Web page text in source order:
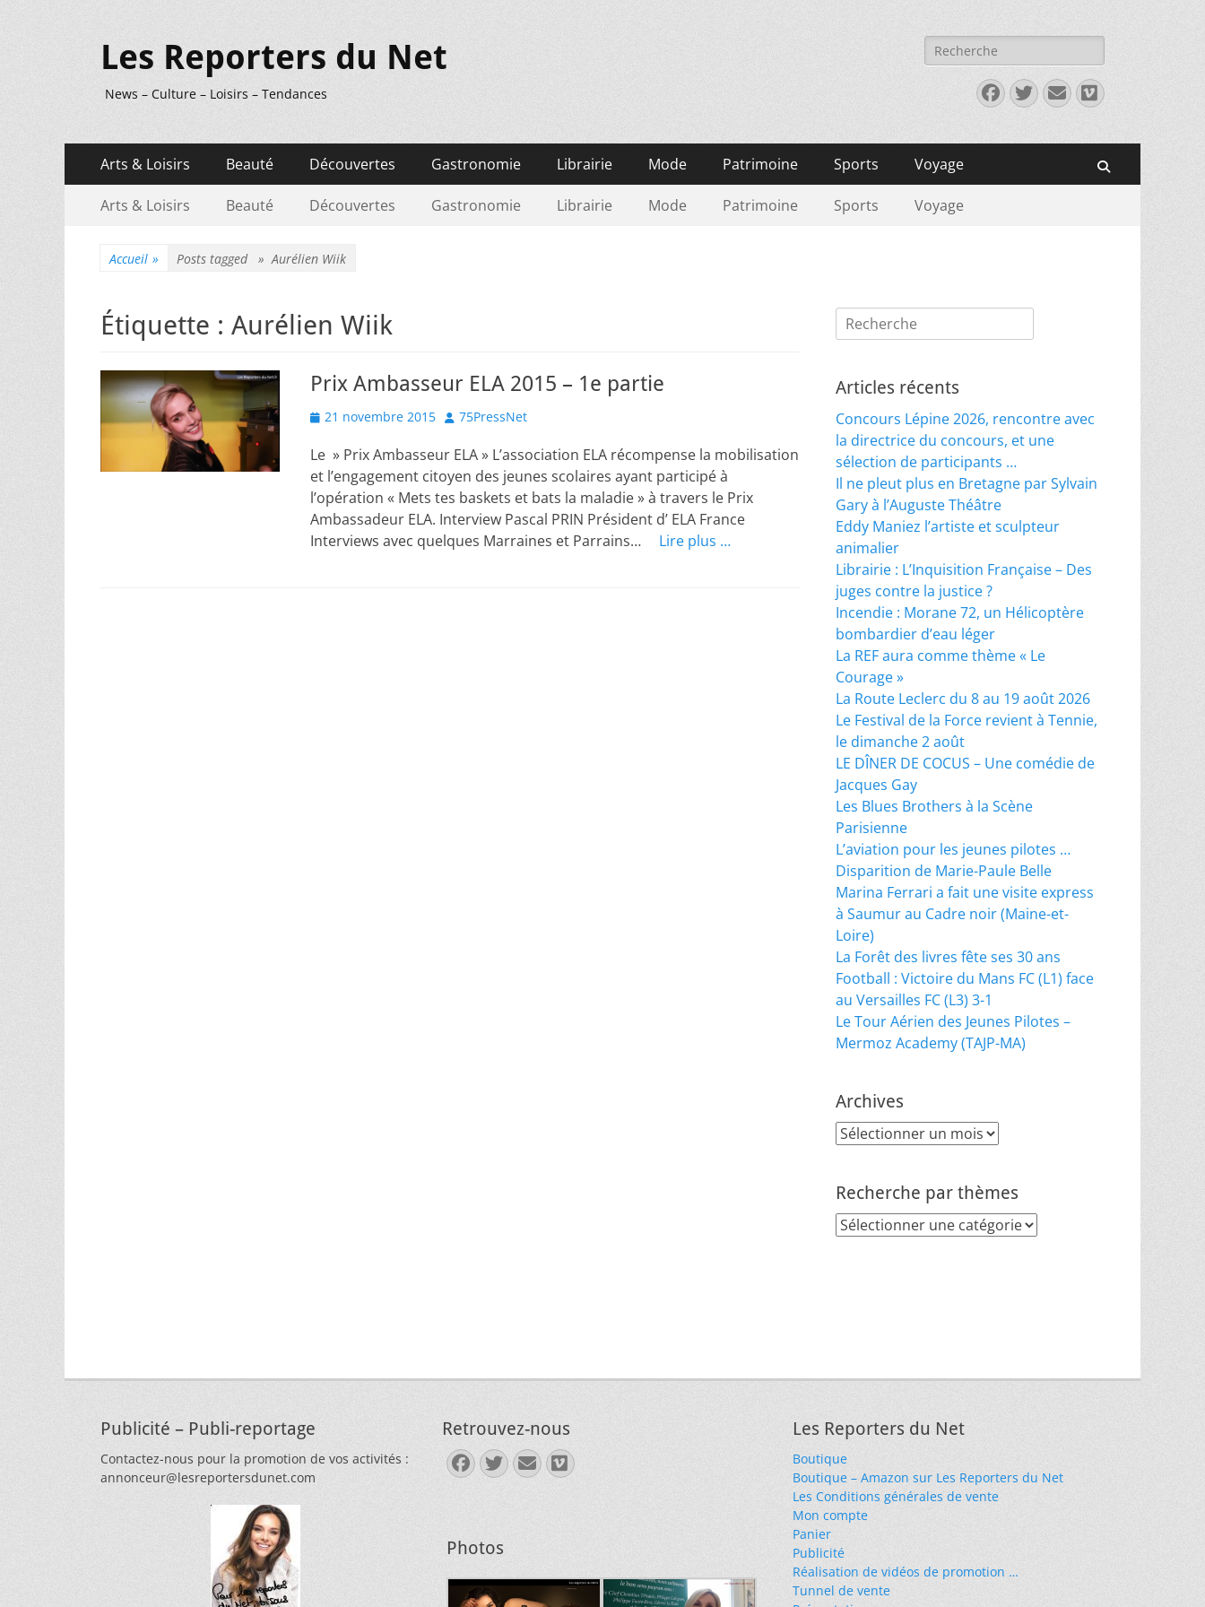
Les Reporters du Net
News – Culture – Loisirs – Tendances
Rechercher :
Facebook
Twitter
E-
mail
Vimeo
Menu
principal
contenu
Arts & Loisirs Beauté Découvertes Gastronomie Librairie Mode Patrimoine Sports Voyage
Menu
Arts & Loisirs Beauté Découvertes Gastronomie Librairie Mode Patrimoine Sports Voyage
Accueil » Posts tagged »Aurélien Wiik
Étiquette : Aurélien Wiik
Prix Ambasseur ELA 2015 – 1e partie
Posted
21 novembre 2015 Author
75PressNet
Le » Prix Ambasseur ELA » L’association ELA récompense la mobilisation
et l’engagement citoyen des jeunes scolaires ayant participé à
l’opération « Mets tes baskets et bats la maladie » à travers le Prix
Ambassadeur ELA. Interview Pascal PRIN Président d’ ELA France
Interviews avec quelques Marraines et Parrains… Lire plus …
Rechercher :
Articles récents
Concours Lépine 2026, rencontre avec
la directrice du concours, et une
sélection de participants …
Il ne pleut plus en Bretagne par Sylvain
Gary à l’Auguste Théâtre
Eddy Maniez l’artiste et sculpteur
animalier
Librairie : L’Inquisition Française – Des
juges contre la justice ?
Incendie : Morane 72, un Hélicoptère
bombardier d’eau léger
La REF aura comme thème « Le
Courage »
La Route Leclerc du 8 au 19 août 2026
Le Festival de la Force revient à Tennie,
le dimanche 2 août
LE DÎNER DE COCUS – Une comédie de
Jacques Gay
Les Blues Brothers à la Scène
Parisienne
L’aviation pour les jeunes pilotes …
Disparition de Marie-Paule Belle
Marina Ferrari a fait une visite express
à Saumur au Cadre noir (Maine-et-
Loire)
La Forêt des livres fête ses 30 ans
Football : Victoire du Mans FC (L1) face
au Versailles FC (L3) 3-1
Le Tour Aérien des Jeunes Pilotes –
Mermoz Academy (TAJP-MA)
Archives
Archives
Recherche par thèmes
Recherche
Publicité – Publi-reportage
Contactez-nous pour la promotion de vos activités :
annonceur@lesreportersdunet.com
Retrouvez-nous
Facebook
Twitter
E-
mail
Vimeo
Photos
Les Reporters du Net
Boutique
Boutique – Amazon sur Les Reporters du Net
Les Conditions générales de vente
Mon compte
Panier
Publicité
Réalisation de vidéos de promotion …
Tunnel de vente